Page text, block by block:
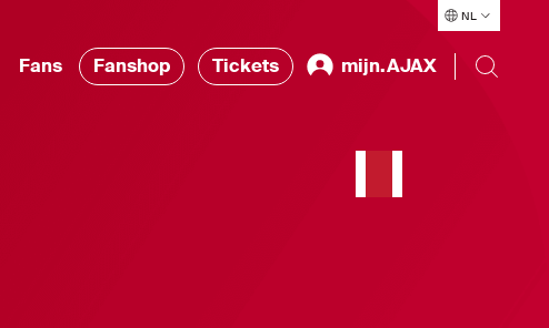
NL
Fans Fanshop Tickets mijn.AJAX